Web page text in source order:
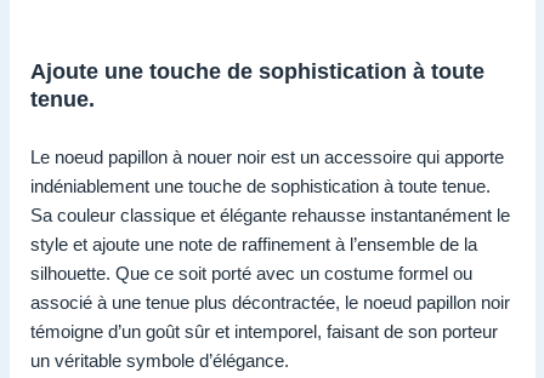
Ajoute une touche de sophistication à toute
tenue.
Le noeud papillon à nouer noir est un accessoire qui apporte
indéniablement une touche de sophistication à toute tenue.
Sa couleur classique et élégante rehausse instantanément le
style et ajoute une note de raffinement à l’ensemble de la
silhouette. Que ce soit porté avec un costume formel ou
associé à une tenue plus décontractée, le noeud papillon noir
témoigne d’un goût sûr et intemporel, faisant de son porteur
un véritable symbole d’élégance.